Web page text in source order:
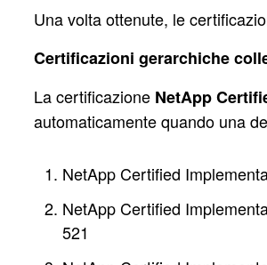
Una volta ottenute, le
Certificazioni gerarchiche
La certificazione NetApp
automaticamente quando una
NetApp Certified
NetApp Certified
521